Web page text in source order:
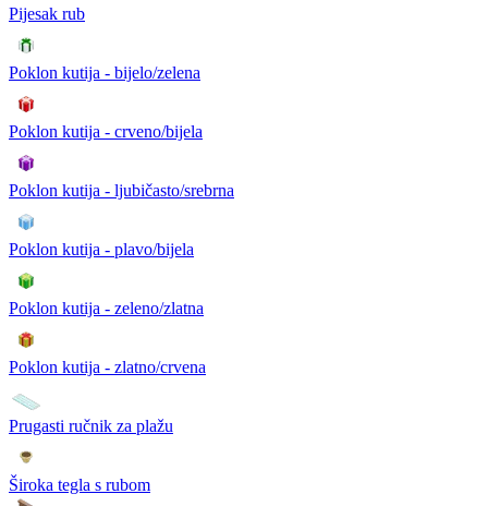
Pijesak rub
Poklon kutija - bijelo/zelena
Poklon kutija - crveno/bijela
Poklon kutija - ljubičasto/srebrna
Poklon kutija - plavo/bijela
Poklon kutija - zeleno/zlatna
Poklon kutija - zlatno/crvena
Prugasti ručnik za plažu
Široka tegla s rubom